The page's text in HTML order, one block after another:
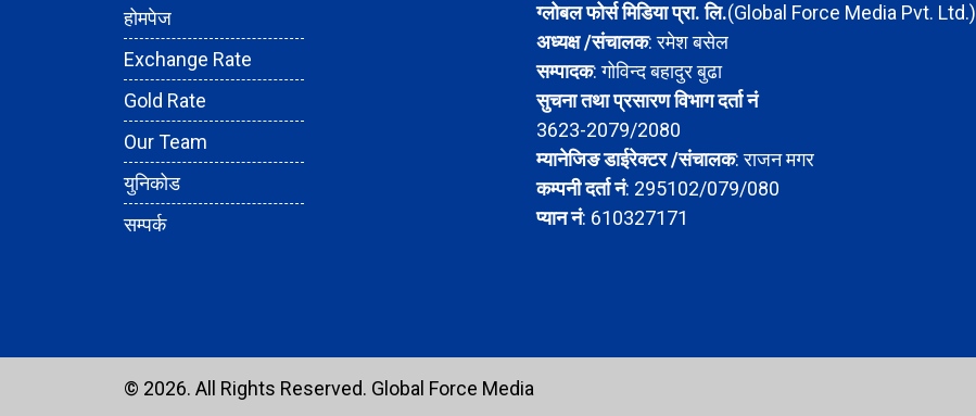
होमपेज
Exchange Rate
Gold Rate
Our Team
युनिकोड
सम्पर्क
ग्लोबल फोर्स मिडिया प्रा. लि.(Global Force Media Pvt. Ltd.)
अध्यक्ष /संचालक: रमेश बसेल
सम्पादक: गोविन्द बहादुर बुढा
सुचना तथा प्रसारण विभाग दर्ता नं
3623-2079/2080
म्यानेजिङ डाईरेक्टर /संचालक: राजन मगर
कम्पनी दर्ता नं: 295102/079/080
प्यान नं: 610327171
© 2026. All Rights Reserved. Global Force Media